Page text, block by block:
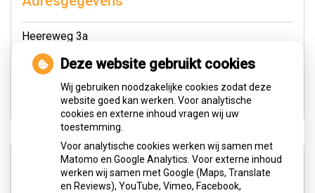
Heereweg 3a
Tel:0562-449444
info@tandartsterschelling.nl
Aangesloten bij:
Deze website gebruikt cookies
Wij gebruiken noodzakelijke cookies zodat deze
website goed kan werken. Voor analytische
cookies en externe inhoud vragen wij uw
toestemming.
Voor analytische cookies werken wij samen met
Matomo en Google Analytics. Voor externe inhoud
werken wij samen met Google (Maps, Translate
en Reviews), YouTube, Vimeo, Facebook,